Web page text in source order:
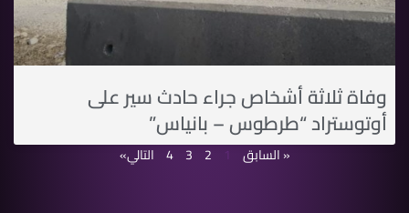
وفاة ثلاثة أشخاص جراء حادث سير على
أوتوستراد “طرطوس – بانياس”
« السابق 1
2
3
4 التالي»